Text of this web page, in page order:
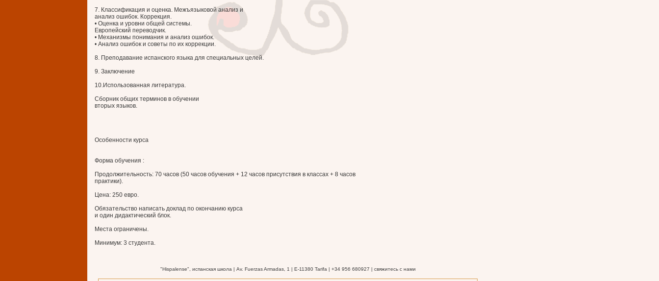
7. Классификация и оценка. Межъязыковой анализ и
анализ ошибок. Коррекция.
• Оценка и уровни общей системы.
Европейский переводчик.
• Механизмы понимания и анализ ошибок.
• Анализ ошибок и советы по их коррекции.
8. Преподавание испанского языка для специальных целей.
9. Заключение
10.Использованная литература.
Сборник общих терминов в обучении
вторых языков.
Особенности курса
Форма обучения :
Продолжительность: 70 часов (50 часов обучения + 12 часов присутствия в классах + 8 часов
практики).
Цена: 250 евро.
Обязательство написать доклад по окончанию курса
и один дидактический блок.
Места ограничены.
Минимум: 3 студента.
"Hispalense", испанская школа | Av. Fuerzas Armadas, 1 | E-11380 Tarifa | +34 956 680927 | свяжитесь с нами